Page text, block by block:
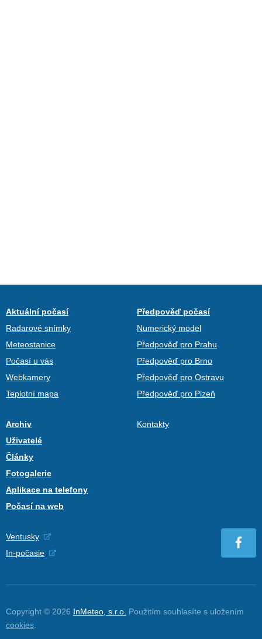
Aktuální počasí
Radarové snímky
Meteostanice
Počasí u vás
Webkamery
Teplotní mapa
Předpověď počasí
Numerický model
Předpověď pro Prahu
Předpověď pro Brno
Předpověď pro Ostravu
Předpověď pro Plzeň
Archiv
Uživatelé
Články
Fotogalerie
Aplikace na telefony
Počasí na web
Kontakty
Ventusky
In-počasie
Copyright © 2026 InMeteo, s.r.o. Použitím souhlasíte s uložením
cookies